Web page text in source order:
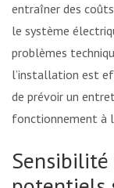
entraîner des
le système
problèmes
l’installation est
de prévoir un
fonctionnement à
Sensibilité